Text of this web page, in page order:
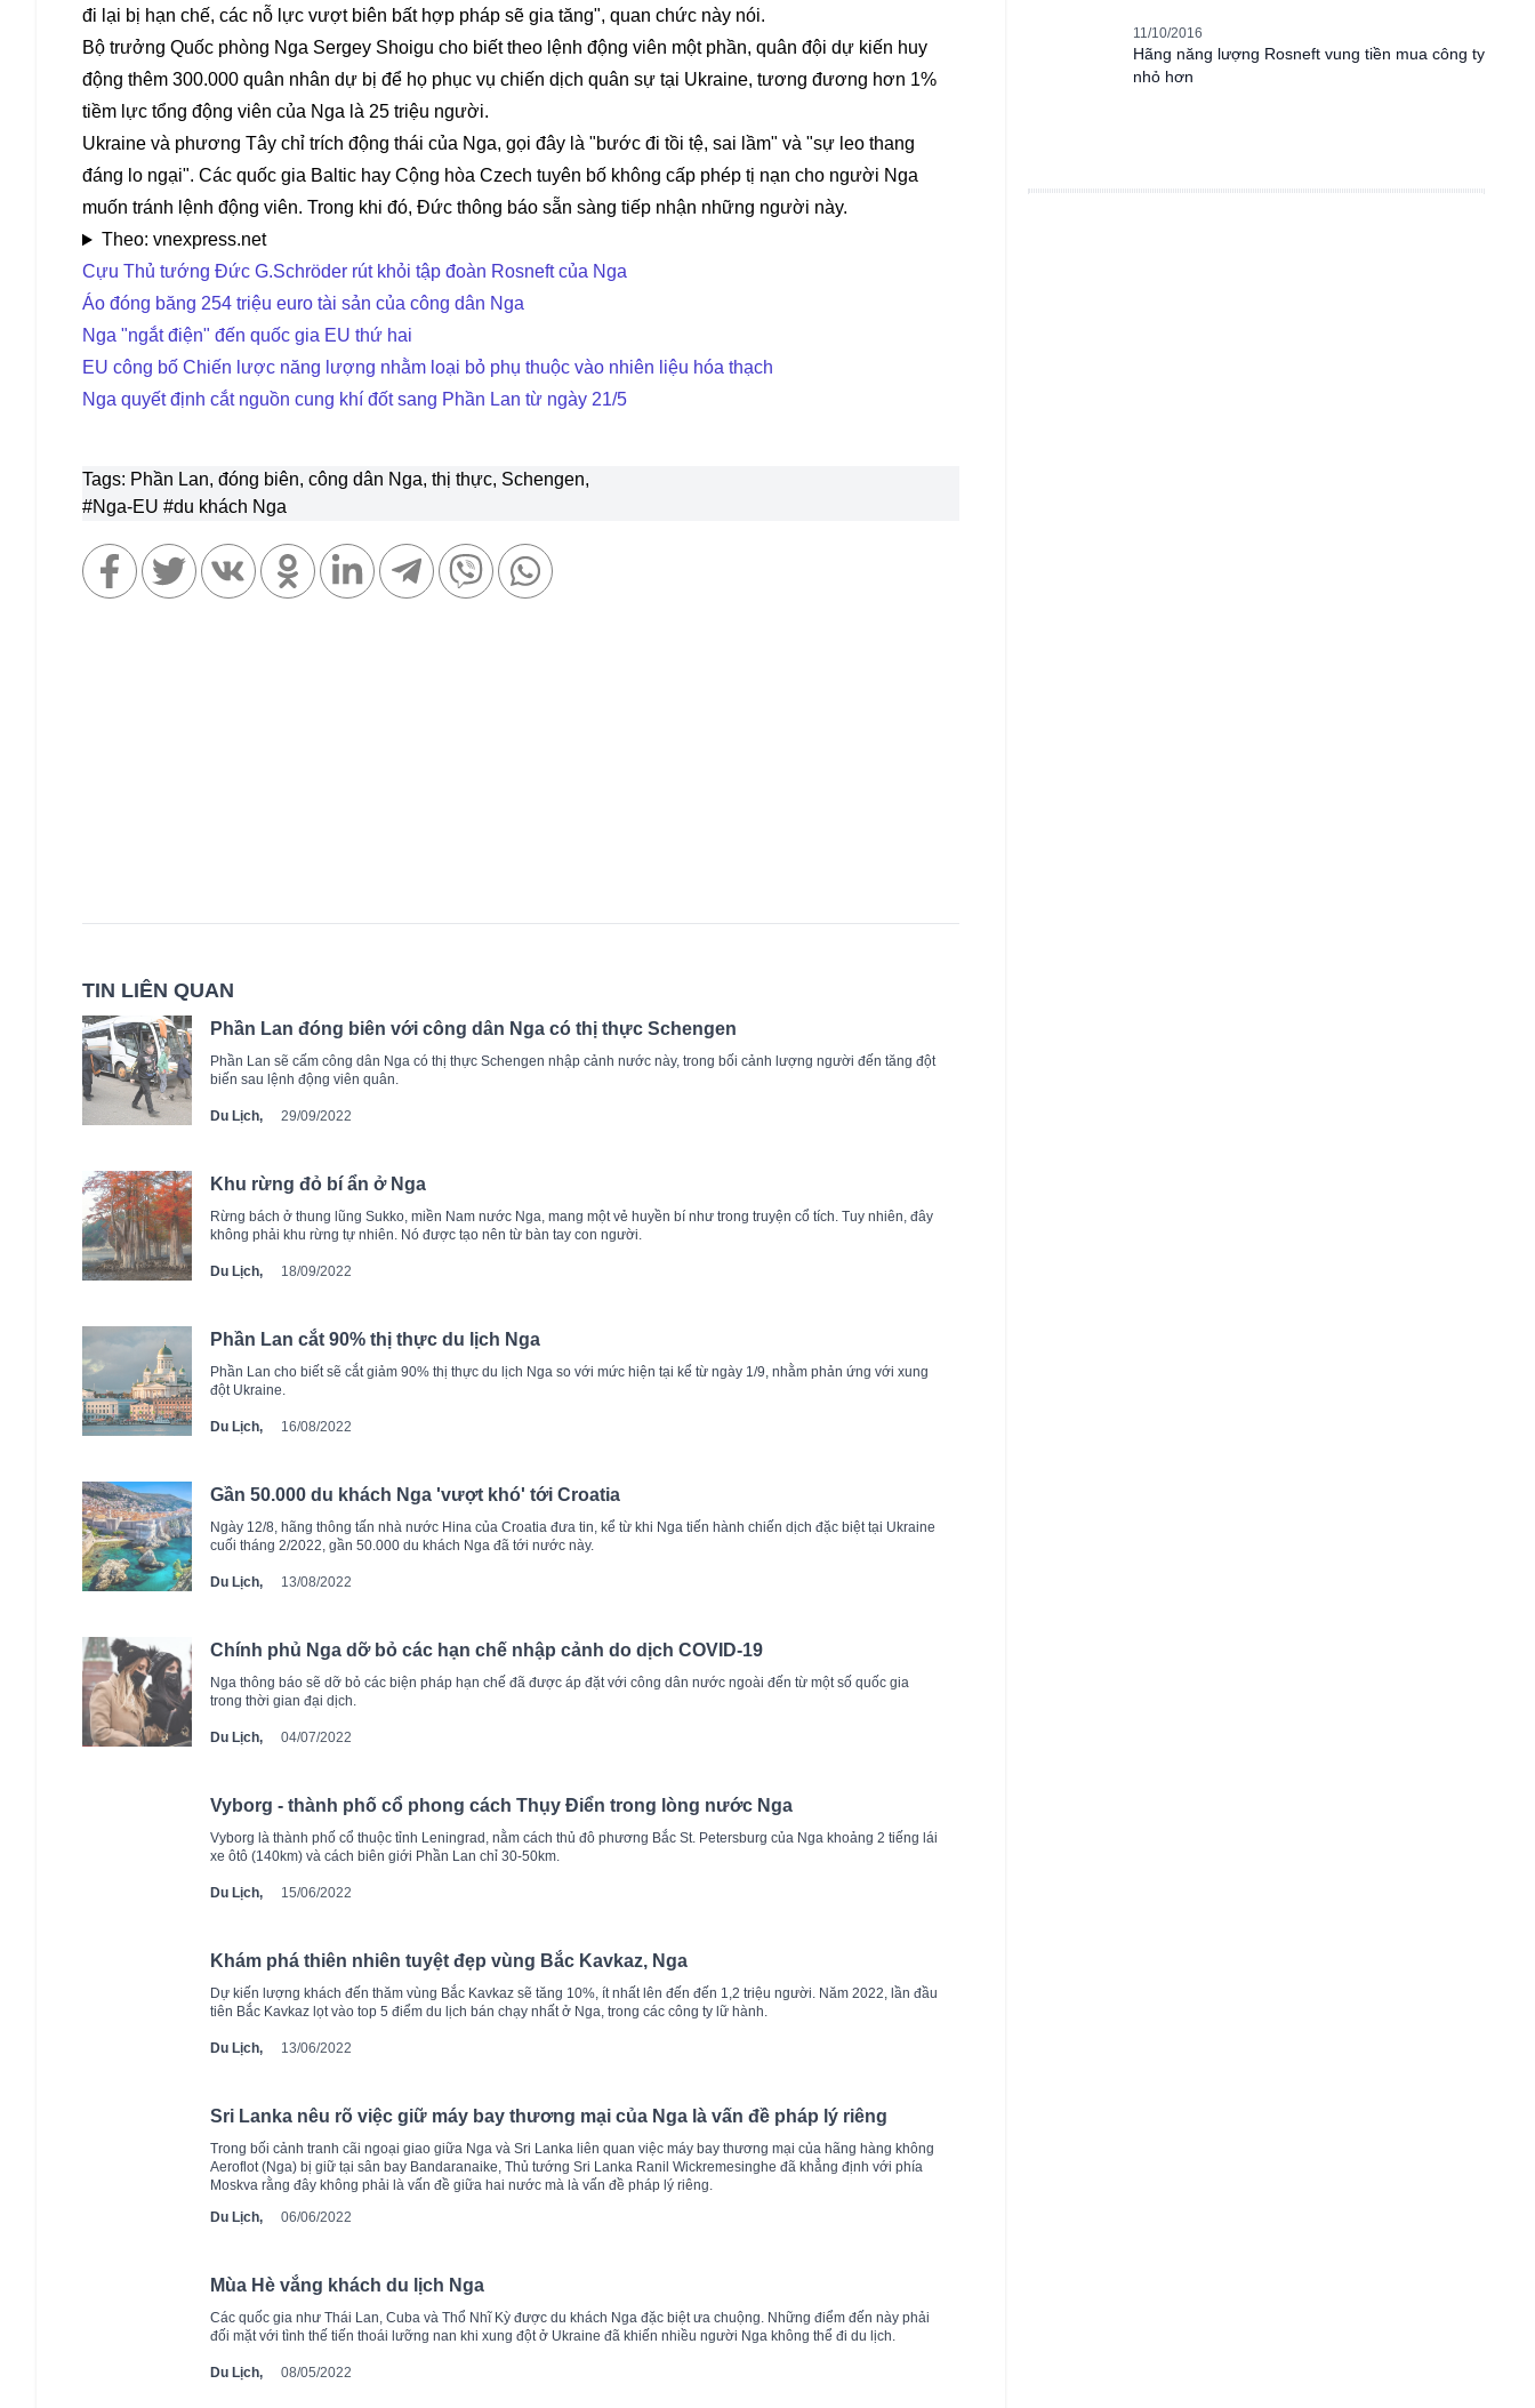
đi lại bị hạn chế, các nỗ lực vượt biên bất hợp pháp sẽ gia tăng", quan chức này nói.
Bộ trưởng Quốc phòng Nga Sergey Shoigu cho biết theo lệnh động viên một phần, quân đội dự kiến huy
động thêm 300.000 quân nhân dự bị để họ phục vụ chiến dịch quân sự tại Ukraine, tương đương hơn 1%
tiềm lực tổng động viên của Nga là 25 triệu người.
Ukraine và phương Tây chỉ trích động thái của Nga, gọi đây là "bước đi tồi tệ, sai lầm" và "sự leo thang
đáng lo ngại". Các quốc gia Baltic hay Cộng hòa Czech tuyên bố không cấp phép tị nạn cho người Nga
muốn tránh lệnh động viên. Trong khi đó, Đức thông báo sẵn sàng tiếp nhận những người này.
Theo: vnexpress.net
Cựu Thủ tướng Đức G.Schröder rút khỏi tập đoàn Rosneft của Nga
Áo đóng băng 254 triệu euro tài sản của công dân Nga
Nga "ngắt điện" đến quốc gia EU thứ hai
EU công bố Chiến lược năng lượng nhằm loại bỏ phụ thuộc vào nhiên liệu hóa thạch
Nga quyết định cắt nguồn cung khí đốt sang Phần Lan từ ngày 21/5
Tags: Phần Lan, đóng biên, công dân Nga, thị thực, Schengen,
#Nga-EU #du khách Nga
TIN LIÊN QUAN
Phần Lan đóng biên với công dân Nga có thị thực Schengen
Phần Lan sẽ cấm công dân Nga có thị thực Schengen nhập cảnh nước này, trong bối cảnh lượng người đến tăng đột
biến sau lệnh động viên quân.
Du Lịch, 29/09/2022
Khu rừng đỏ bí ẩn ở Nga
Rừng bách ở thung lũng Sukko, miền Nam nước Nga, mang một vẻ huyền bí như trong truyện cổ tích. Tuy nhiên, đây
không phải khu rừng tự nhiên. Nó được tạo nên từ bàn tay con người.
Du Lịch, 18/09/2022
Phần Lan cắt 90% thị thực du lịch Nga
Phần Lan cho biết sẽ cắt giảm 90% thị thực du lịch Nga so với mức hiện tại kể từ ngày 1/9, nhằm phản ứng với xung
đột Ukraine.
Du Lịch, 16/08/2022
Gần 50.000 du khách Nga 'vượt khó' tới Croatia
Ngày 12/8, hãng thông tấn nhà nước Hina của Croatia đưa tin, kể từ khi Nga tiến hành chiến dịch đặc biệt tại Ukraine
cuối tháng 2/2022, gần 50.000 du khách Nga đã tới nước này.
Du Lịch, 13/08/2022
Chính phủ Nga dỡ bỏ các hạn chế nhập cảnh do dịch COVID-19
Nga thông báo sẽ dỡ bỏ các biện pháp hạn chế đã được áp đặt với công dân nước ngoài đến từ một số quốc gia
trong thời gian đại dịch.
Du Lịch, 04/07/2022
Vyborg - thành phố cổ phong cách Thụy Điển trong lòng nước Nga
Vyborg là thành phố cổ thuộc tỉnh Leningrad, nằm cách thủ đô phương Bắc St. Petersburg của Nga khoảng 2 tiếng lái
xe ôtô (140km) và cách biên giới Phần Lan chỉ 30-50km.
Du Lịch, 15/06/2022
Khám phá thiên nhiên tuyệt đẹp vùng Bắc Kavkaz, Nga
Dự kiến lượng khách đến thăm vùng Bắc Kavkaz sẽ tăng 10%, ít nhất lên đến đến 1,2 triệu người. Năm 2022, lần đầu
tiên Bắc Kavkaz lọt vào top 5 điểm du lịch bán chạy nhất ở Nga, trong các công ty lữ hành.
Du Lịch, 13/06/2022
Sri Lanka nêu rõ việc giữ máy bay thương mại của Nga là vấn đề pháp lý riêng
Trong bối cảnh tranh cãi ngoại giao giữa Nga và Sri Lanka liên quan việc máy bay thương mại của hãng hàng không
Aeroflot (Nga) bị giữ tại sân bay Bandaranaike, Thủ tướng Sri Lanka Ranil Wickremesinghe đã khẳng định với phía
Moskva rằng đây không phải là vấn đề giữa hai nước mà là vấn đề pháp lý riêng.
Du Lịch,
06/06/2022
Mùa Hè vắng khách du lịch Nga
Các quốc gia như Thái Lan, Cuba và Thổ Nhĩ Kỳ được du khách Nga đặc biệt ưa chuộng. Những điểm đến này phải
đối mặt với tình thế tiến thoái lưỡng nan khi xung đột ở Ukraine đã khiến nhiều người Nga không thể đi du lịch.
Du Lịch, 08/05/2022
11/10/2016
Hãng năng lượng Rosneft vung tiền mua công ty
nhỏ hơn